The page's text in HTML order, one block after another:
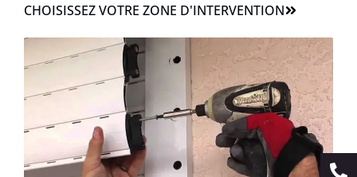
CHOISISSEZ VOTRE ZONE D'INTERVENTION